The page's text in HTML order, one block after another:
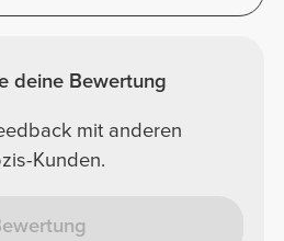
deine Bewertung
mit anderen
Kunden.